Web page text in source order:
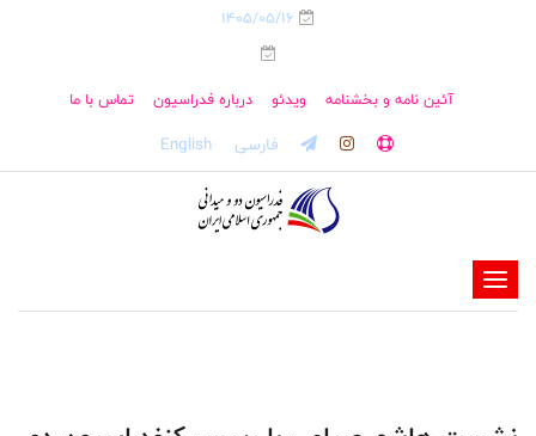
1405/05/16
آئین نامه و بخشنامه ویدئو درباره فدراسیون تماس با ما
فارسی English
-
-